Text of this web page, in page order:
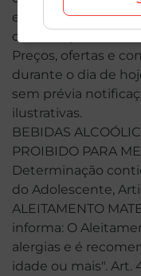
e, por isso, o valor
cobrado, podendo
Preços, ofertas e
durante o dia de
sem prévia
ilustrativas.
BEBIDAS
PROIBIDO PARA
Determinação
do Adolescente,
ALEITAMENTO
informa: O
alergias e é
idade ou mais". Art.